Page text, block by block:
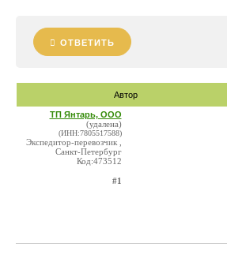
ОТВЕТИТЬ
Автор
ТП Янтарь, ООО
(удалена)
(ИНН:7805517588)
Экспедитор-перевозчик ,
Санкт-Петербург
Код:473512
#1